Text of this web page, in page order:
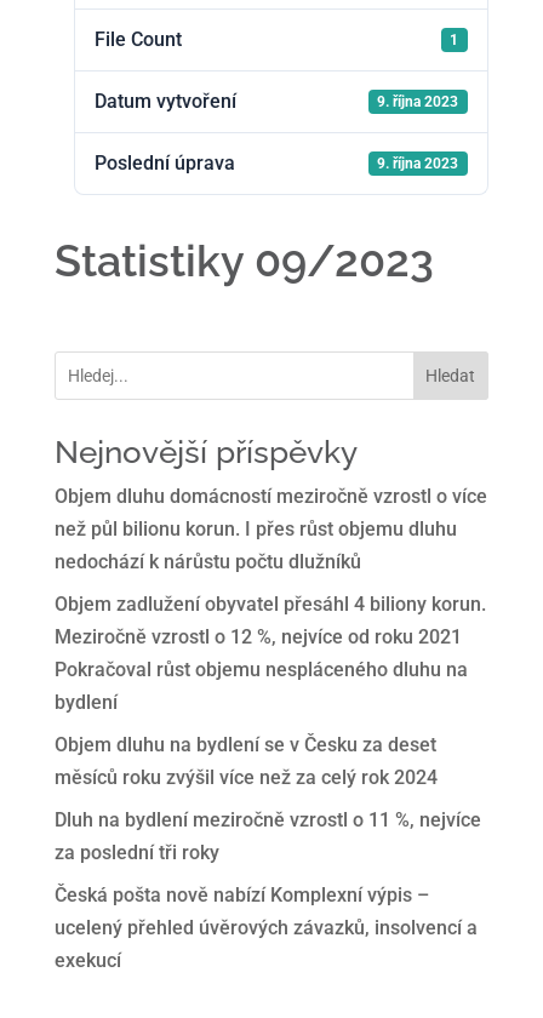
File Count 1
Datum vytvoření 9. října 2023
Poslední úprava 9. října 2023
Statistiky 09/2023
Hledat
Nejnovější příspěvky
Objem dluhu domácností meziročně vzrostl o více
než půl bilionu korun. I přes růst objemu dluhu
nedochází k nárůstu počtu dlužníků
Objem zadlužení obyvatel přesáhl 4 biliony korun.
Meziročně vzrostl o 12 %, nejvíce od roku 2021
Pokračoval růst objemu nespláceného dluhu na
bydlení
Objem dluhu na bydlení se v Česku za deset
měsíců roku zvýšil více než za celý rok 2024
Dluh na bydlení meziročně vzrostl o 11 %, nejvíce
za poslední tři roky
Česká pošta nově nabízí Komplexní výpis –
ucelený přehled úvěrových závazků, insolvencí a
exekucí